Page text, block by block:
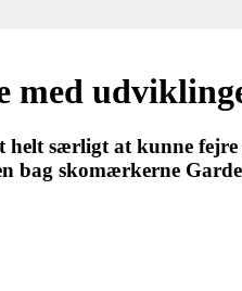
med
særligt at kunne
bag skomærkerne